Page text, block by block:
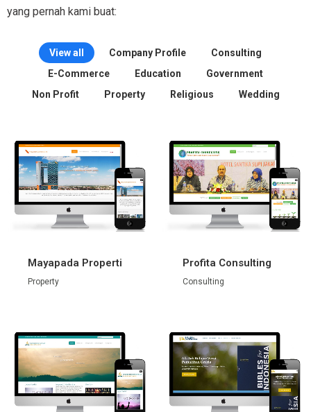
yang pernah kami buat:
View all Company Profile
Consulting
E-Commerce
Education
Government
Non Profit
Property Religious Wedding
Mayapada Properti
Property
Profita Consulting
Consulting